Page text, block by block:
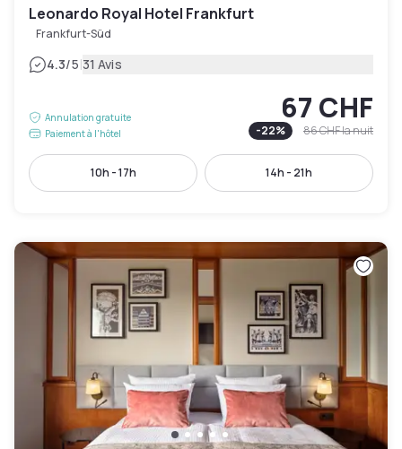
Leonardo Royal Hotel Frankfurt
Frankfurt-Süd
4.3/5|31 Avis
Annulation gratuite
Paiement à l'hôtel
67 CHF
-22% 86 CHFla nuit
10h - 17h 14h - 21h